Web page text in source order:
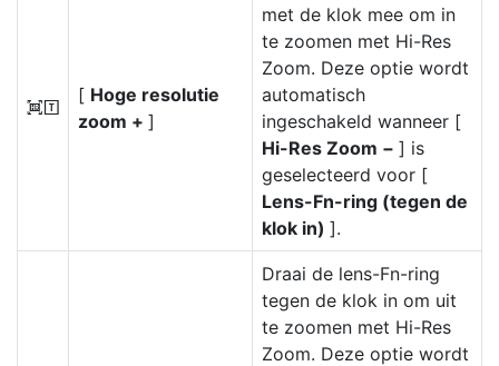
I
[ Hoge resolutie
zoom + ]
met de klok mee om in
te zoomen met Hi-Res
Zoom. Deze optie wordt
automatisch
ingeschakeld wanneer [
Hi-Res Zoom − ] is
geselecteerd voor [
Lens-Fn-ring (tegen de
klok in) ].
Draai de lens-Fn-ring
tegen de klok in om uit
te zoomen met Hi-Res
Zoom. Deze optie wordt